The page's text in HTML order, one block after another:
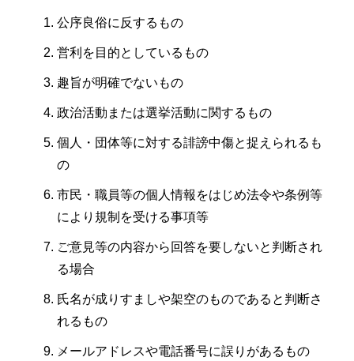
公序良俗に反するもの
営利を目的としているもの
趣旨が明確でないもの
政治活動または選挙活動に関するもの
個人・団体等に対する誹謗中傷と捉えられるも
の
市民・職員等の個人情報をはじめ法令や条例等
により規制を受ける事項等
ご意見等の内容から回答を要しないと判断され
る場合
氏名が成りすましや架空のものであると判断さ
れるもの
メールアドレスや電話番号に誤りがあるもの